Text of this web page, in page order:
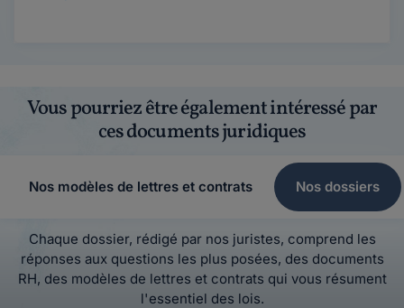
Vous pourriez être également intéressé par
ces documents juridiques
Nos modèles de lettres et contrats Nos dossiers
Chaque dossier, rédigé par nos juristes, comprend les
réponses aux questions les plus posées, des documents
RH, des modèles de lettres et contrats qui vous résument
l'essentiel des lois.